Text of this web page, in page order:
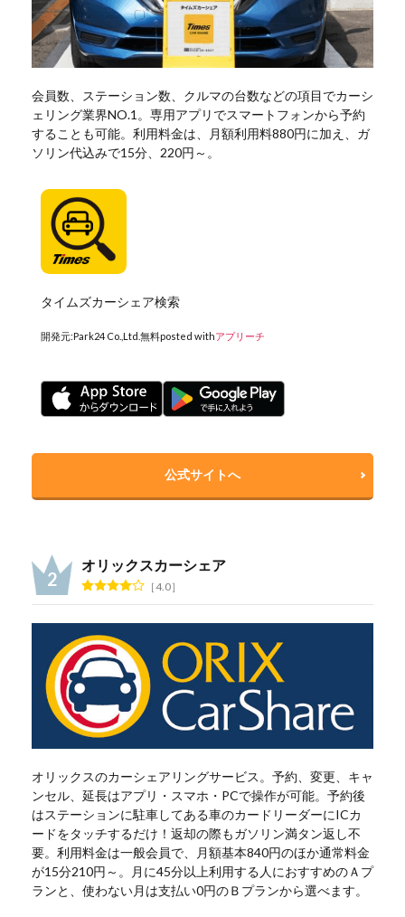
会員数、ステーション数、クルマの台数などの項目でカーシ
ェリング業界NO.1。専用アプリでスマートフォンから予約
することも可能。利用料金は、月額利用料880円に加え、ガ
ソリン代込みで15分、220円～。
タイムズカーシェア検索
開発元:Park24 Co.,Ltd. 無料posted withアプリーチ
公式サイトへ
オリックスカーシェア
4.0
オリックスのカーシェアリングサービス。予約、変更、キャ
ンセル、延長はアプリ・スマホ・PCで操作が可能。予約後
はステーションに駐車してある車のカードリーダーにICカ
ードをタッチするだけ！返却の際もガソリン満タン返し不
要。利用料金は一般会員で、月額基本840円のほか通常料金
が15分210円～。月に45分以上利用する人におすすめのＡプ
ランと、使わない月は支払い0円のＢプランから選べます。